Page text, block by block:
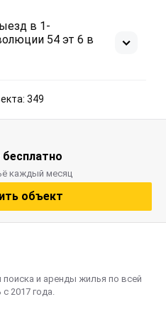
квартиры:
уши” в 10 минутах
минутах ходьбы
Краевая
Центральный Парк им.
платные и бесплатные
кафе, столовые,
в 1-
54 эт 6 в
349
каждый месяц
объект
и аренды жилья по всей
2017 года.